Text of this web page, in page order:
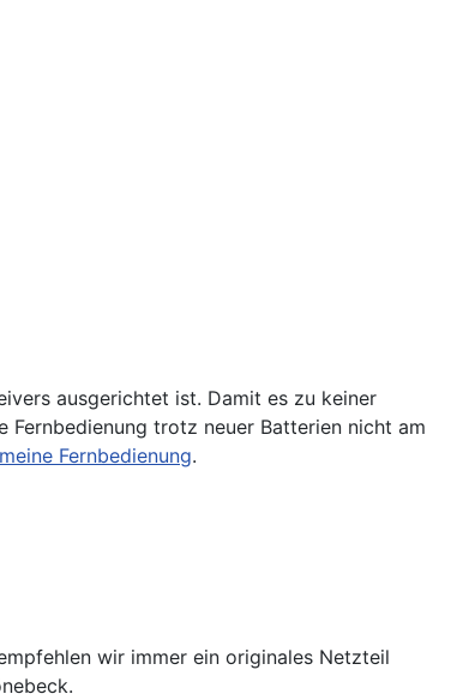
ausgerichtet ist. Damit es zu keiner
Fernbedienung trotz neuer Batterien nicht am
Fernbedienung.
wir immer ein originales Netzteil